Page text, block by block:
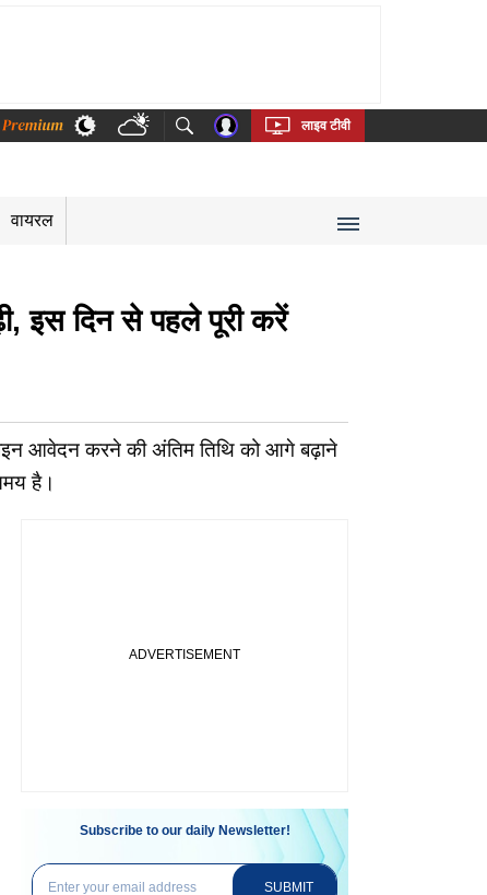
Bengali Telugu Tamil Kannada Malayalam
लाइव टीवी
वायरल
दिन से पहले पूरी करें
आवेदन करने की अंतिम तिथि को आगे बढ़ाने
है।
Subscribe to our daily Newsletter!
SUBMIT